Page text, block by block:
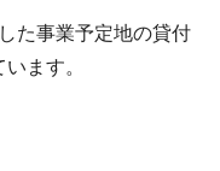
た事業予定地の貸付
ます。